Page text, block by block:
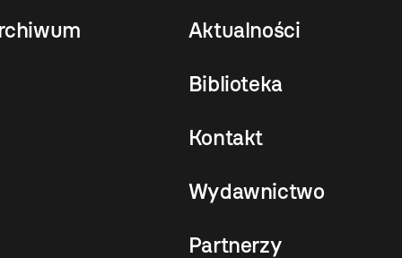
Aktualności
Biblioteka
Kontakt
Wydawnictwo
Partnerzy